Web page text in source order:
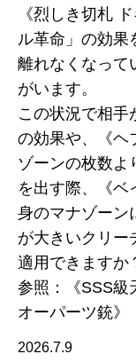
《烈しき切札
ル革命」の効果
離れなくなって
がいます。
この状況で相手
の効果や、《ヘ
ゾーンの枚数よ
を出す際、《ベ
身のマナゾーン
が大きいクリー
適用できますか
参照：《SSS級
オーパーツ銃》
2026.7.9